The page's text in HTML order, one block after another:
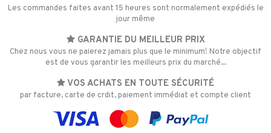
Les commandes faites avant 15 heures sont normalement expédiés le
jour même
GARANTIE DU MEILLEUR PRIX
Chez nous vous ne paierez jamais plus que le minimum! Notre objectif
est de vous garantir les meilleurs prix du marché...
VOS ACHATS EN TOUTE SÉCURITÉ
par facture, carte de crdit, paiement immédiat et compte client